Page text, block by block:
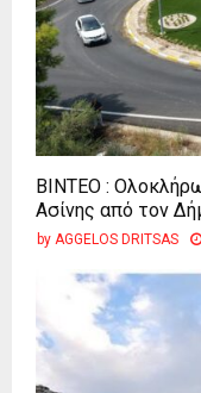
ΒΙΝΤΕΟ :
Ασίνης από τον
by AGGELOS DRITSAS